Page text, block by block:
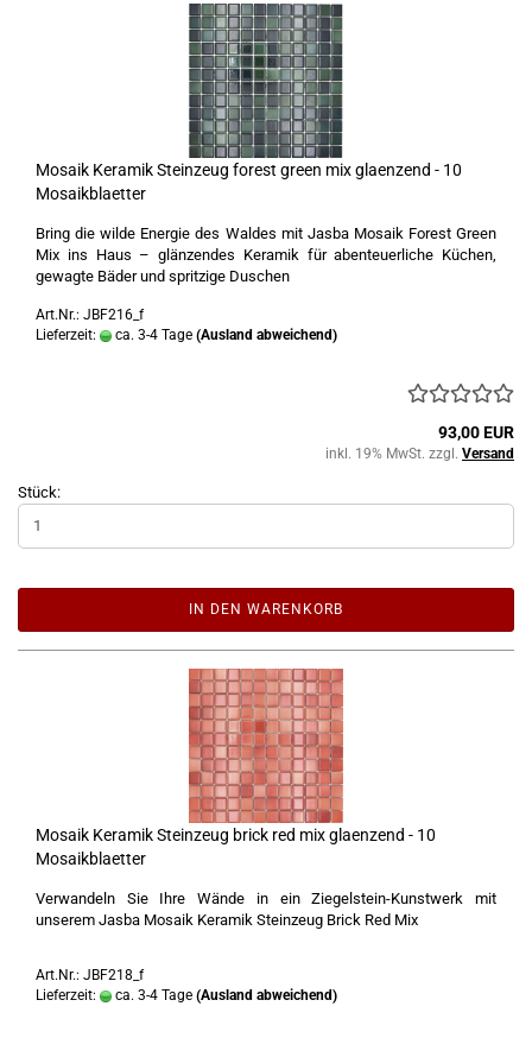
Mosaik Keramik Steinzeug forest green mix glaenzend - 10
Mosaikblaetter
Bring die wilde Energie des Waldes mit Jasba Mosaik Forest Green
Mix ins Haus – glänzendes Keramik für abenteuerliche Küchen,
gewagte Bäder und spritzige Duschen
Art.Nr.: JBF216_f
Lieferzeit:
ca. 3-4 Tage (Ausland abweichend)
93,00 EUR
inkl. 19% MwSt. zzgl. Versand
Stück:
IN DEN WARENKORB
Mosaik Keramik Steinzeug brick red mix glaenzend - 10
Mosaikblaetter
Verwandeln Sie Ihre Wände in ein Ziegelstein-Kunstwerk mit
unserem Jasba Mosaik Keramik Steinzeug Brick Red Mix
Art.Nr.: JBF218_f
Lieferzeit:
ca. 3-4 Tage (Ausland abweichend)